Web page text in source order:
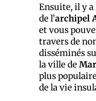
Ensuite, il y a
de l’archipel
et vous
travers de
disséminés
la ville de
plus
de la vie